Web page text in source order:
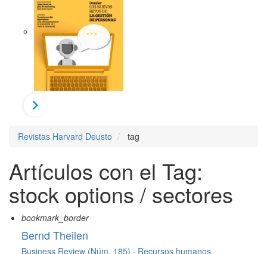
Revistas Harvard Deusto tag
Artículos con el Tag:
stock options / sectores
bookmark_border
Bernd Theilen
Business Review (Núm. 185) · Recursos humanos